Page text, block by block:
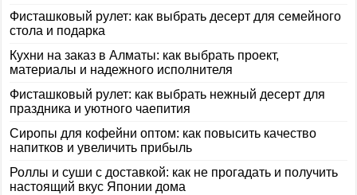
Фисташковый рулет: как выбрать десерт для семейного
стола и подарка
Кухни на заказ в Алматы: как выбрать проект,
материалы и надежного исполнителя
Фисташковый рулет: как выбрать нежный десерт для
праздника и уютного чаепития
Сиропы для кофейни оптом: как повысить качество
напитков и увеличить прибыль
Роллы и суши с доставкой: как не прогадать и получить
настоящий вкус Японии дома